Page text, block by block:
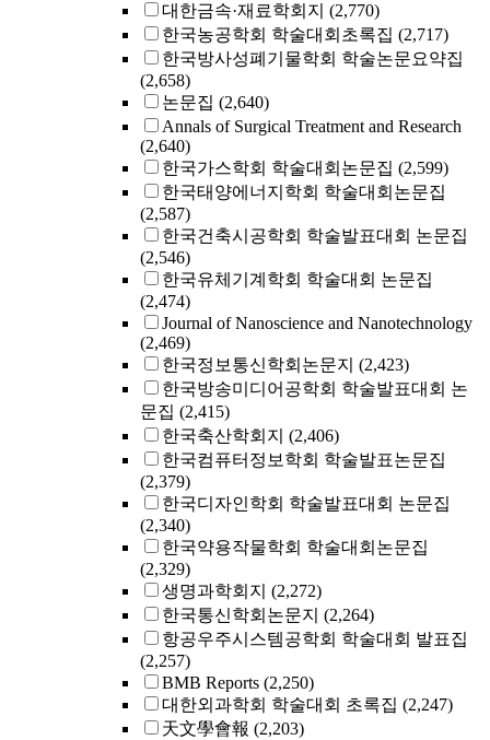
대한금속·재료학회지 (2,770)
한국농공학회 학술대회초록집 (2,717)
한국방사성폐기물학회 학술논문요약집
(2,658)
논문집 (2,640)
Annals of Surgical Treatment and Research
(2,640)
한국가스학회 학술대회논문집 (2,599)
한국태양에너지학회 학술대회논문집
(2,587)
한국건축시공학회 학술발표대회 논문집
(2,546)
한국유체기계학회 학술대회 논문집
(2,474)
Journal of Nanoscience and Nanotechnology
(2,469)
한국정보통신학회논문지 (2,423)
한국방송미디어공학회 학술발표대회 논
문집 (2,415)
한국축산학회지 (2,406)
한국컴퓨터정보학회 학술발표논문집
(2,379)
한국디자인학회 학술발표대회 논문집
(2,340)
한국약용작물학회 학술대회논문집
(2,329)
생명과학회지 (2,272)
한국통신학회논문지 (2,264)
항공우주시스템공학회 학술대회 발표집
(2,257)
BMB Reports (2,250)
대한외과학회 학술대회 초록집 (2,247)
天文學會報 (2,203)